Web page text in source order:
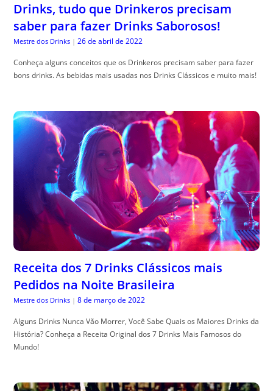
Drinks, tudo que Drinkeros precisam
saber para fazer Drinks Saborosos!
Mestre dos Drinks | 26 de abril de 2022
Conheça alguns conceitos que os Drinkeros precisam saber para fazer
bons drinks. As bebidas mais usadas nos Drinks Clássicos e muito mais!
Receita dos 7 Drinks Clássicos mais
Pedidos na Noite Brasileira
Mestre dos Drinks | 8 de março de 2022
Alguns Drinks Nunca Vão Morrer, Você Sabe Quais os Maiores Drinks da
História? Conheça a Receita Original dos 7 Drinks Mais Famosos do
Mundo!